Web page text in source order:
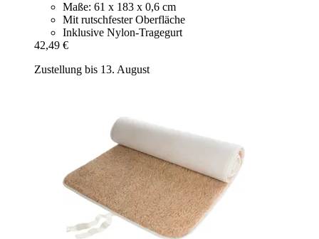
Maße: 61 x 183 x 0,6 cm
Mit rutschfester Oberfläche
Inklusive Nylon-Tragegurt
42,49 €
Zustellung bis 13. August